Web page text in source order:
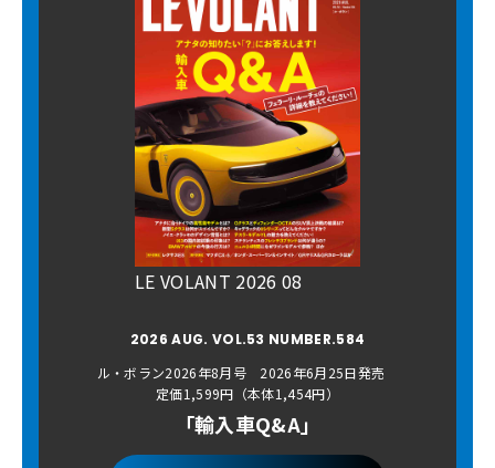
LE VOLANT 2026 08
2026 AUG. VOL.53 NUMBER.584
ル・ボラン2026年8月号 2026年6月25日発売
定価1,599円（本体1,454円）
「輸入車Q&A」